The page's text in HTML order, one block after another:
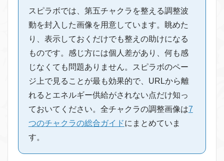
スピラボでは、第五チャクラを整える調整波
動を封入した画像を用意しています。眺めた
り、表示しておくだけでも整えの助けになる
ものです。感じ方には個人差があり、何も感
じなくても問題ありません。スピラボのペー
ジ上で見ることが最も効果的で、URLから離
れるとエネルギー供給がされない点だけ知っ
ておいてください。全チャクラの調整画像は7
つのチャクラの総合ガイドにまとめていま
す。